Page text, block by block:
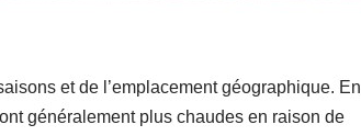
et de l’emplacement géographique. En
généralement plus chaudes en raison de